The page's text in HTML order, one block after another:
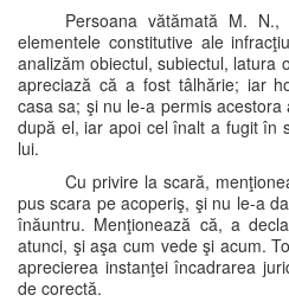
Persoana vătămată M.
elementele constitutive ale
analizăm obiectul, subiectul, latura
apreciază că a fost tâlhărie; iar
casa sa; şi nu le-a permis
după el, iar apoi cel înalt a fugit în
lui.
Cu privire la scară,
pus scara pe acoperiş, şi nu le-a
înăuntru. Menţionează că, a
atunci, şi aşa cum vede şi acum.
aprecierea instanţei încadrarea
de corectă.